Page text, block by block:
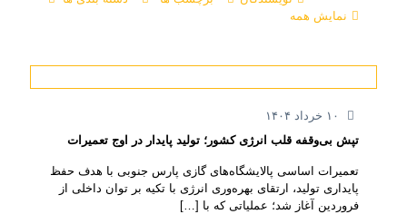
نمایش همه
۱۰ خرداد ۱۴۰۴
تپش بی‌وقفه قلب انرژی کشور؛ تولید پایدار در اوج تعمیرات
تعمیرات اساسی پالایشگاه‌های گازی پارس جنوبی با هدف حفظ
پایداری تولید، ارتقای بهره‌وری انرژی با تکیه بر توان داخلی از
فروردین آغاز شد؛ عملیاتی که با […]